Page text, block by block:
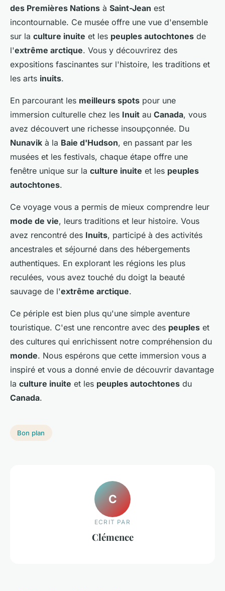
des Premières Nations à Saint-Jean est
incontournable. Ce musée offre une vue d'ensemble
sur la culture inuite et les peuples autochtones de
l'extrême arctique. Vous y découvrirez des
expositions fascinantes sur l'histoire, les traditions et
les arts inuits.
En parcourant les meilleurs spots pour une
immersion culturelle chez les Inuit au Canada, vous
avez découvert une richesse insoupçonnée. Du
Nunavik à la Baie d'Hudson, en passant par les
musées et les festivals, chaque étape offre une
fenêtre unique sur la culture inuite et les peuples
autochtones.
Ce voyage vous a permis de mieux comprendre leur
mode de vie, leurs traditions et leur histoire. Vous
avez rencontré des Inuits, participé à des activités
ancestrales et séjourné dans des hébergements
authentiques. En explorant les régions les plus
reculées, vous avez touché du doigt la beauté
sauvage de l'extrême arctique.
Ce périple est bien plus qu'une simple aventure
touristique. C'est une rencontre avec des peuples et
des cultures qui enrichissent notre compréhension du
monde. Nous espérons que cette immersion vous a
inspiré et vous a donné envie de découvrir davantage
la culture inuite et les peuples autochtones du
Canada.
Bon plan
C
ECRIT PAR
Clémence